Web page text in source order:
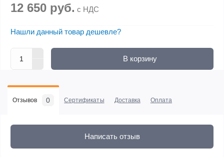
12 650 руб. с НДС
Нашли данный товар дешевле?
В корзину
Отзывов 0 Сертификаты Доставка Оплата
Написать отзыв